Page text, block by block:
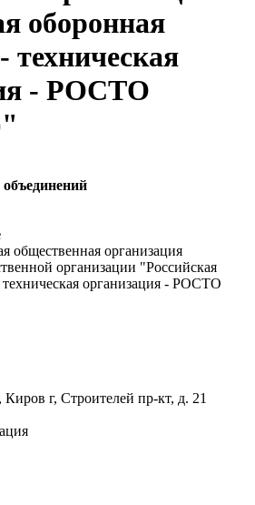
оборонная
техническая
- РОСТО
общественная организация
организации "Российская
организация - РОСТО
г, Строителей пр-кт, д. 21